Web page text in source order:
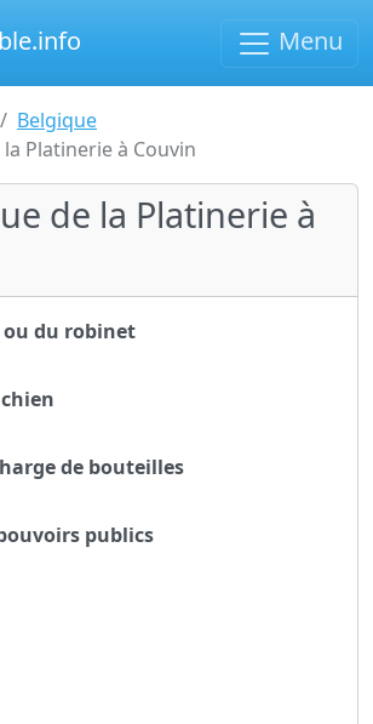
Menu
Belgique
Platinerie à Couvin
de la Platinerie à
ou du robinet
de bouteilles
publics